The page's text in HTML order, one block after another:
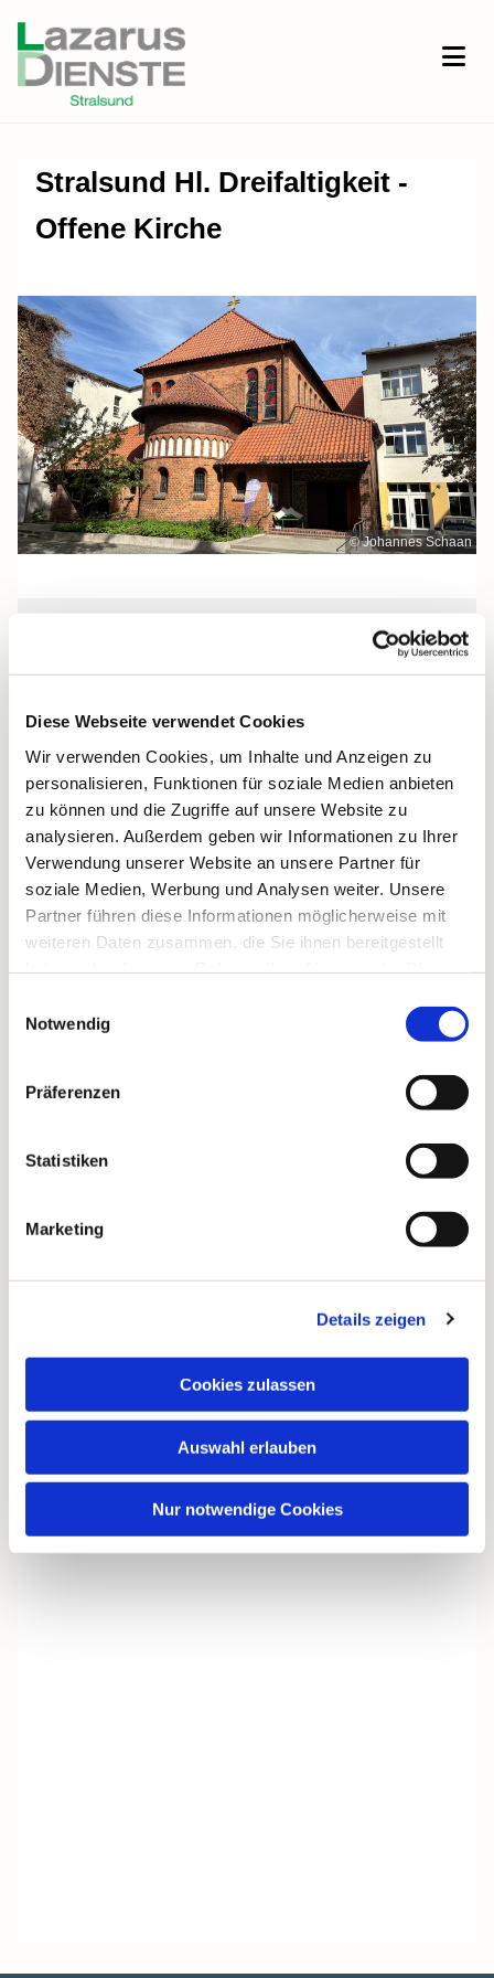
Diese Webseite verwendet Cookies
Wir verwenden Cookies, um Inhalte und Anzeigen zu
personalisieren, Funktionen für soziale Medien anbieten
zu können und die Zugriffe auf unsere Website zu
analysieren. Außerdem geben wir Informationen zu Ihrer
Verwendung unserer Website an unsere Partner für
soziale Medien, Werbung und Analysen weiter. Unsere
Partner führen diese Informationen möglicherweise mit
weiteren Daten zusammen, die Sie ihnen bereitgestellt
Notwendig
Präferenzen
Statistiken
Marketing
Details zeigen
Cookies zulassen
Auswahl erlauben
Nur notwendige Cookies
Stralsund Hl. Dreifaltigkeit -
Offene Kirche
© Johannes Schaan
Freitag, 25. September 2026, 12:00
Heilige Dreifaltigkeit, Stralsund,
Frankenwall 7, 18439 Stralsund
interessieren